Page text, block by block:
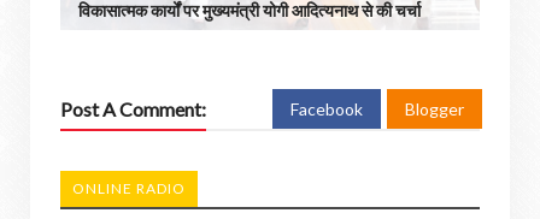
विकासात्मक कार्यों पर मुख्यमंत्री योगी आदित्यनाथ से की चर्चा
Post A Comment: Facebook Blogger
ONLINE RADIO